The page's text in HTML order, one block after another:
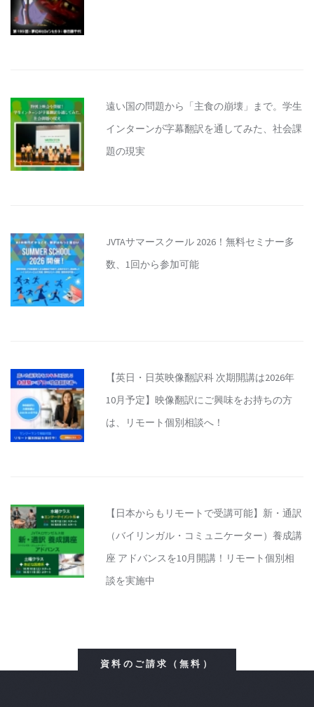
遠い国の問題から「主食の崩壊」まで。学生
インターンが字幕翻訳を通してみた、社会課
題の現実
JVTAサマースクール 2026！無料セミナー多
数、1回から参加可能
【英日・日英映像翻訳科 次期開講は2026年
10月予定】映像翻訳にご興味をお持ちの方
は、リモート個別相談へ！
【日本からもリモートで受講可能】新・通訳
（バイリンガル・コミュニケーター）養成講
座 アドバンスを10月開講！リモート個別相
談を実施中
資料のご請求（無料）